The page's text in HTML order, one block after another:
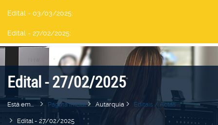
Edital - 03/03/2025:
Edital - 27/02/2025:
Edital - 27/02/2025
Está em... Pagina Inicial Autarquia Editais / Actas
Edital - 27/02/2025